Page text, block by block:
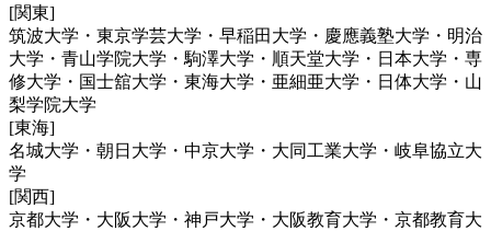
[関東]
筑波大学・東京学芸大学・早稲田大学・慶應義塾大学・明治
大学・青山学院大学・駒澤大学・順天堂大学・日本大学・専
修大学・国士舘大学・東海大学・亜細亜大学・日体大学・山
梨学院大学
[東海]
名城大学・朝日大学・中京大学・大同工業大学・岐阜協立大
学
[関西]
京都大学・大阪大学・神戸大学・大阪教育大学・京都教育大